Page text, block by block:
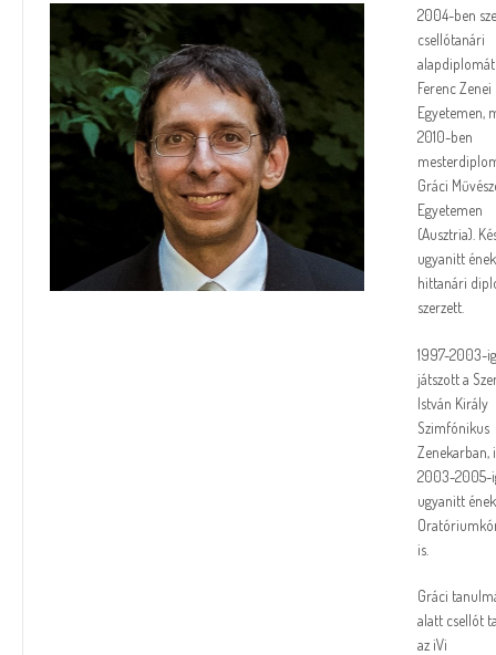
2004-ben
csellótanári
alapdiplomát
Ferenc Zenei
Egyetemen,
2010-ben
Gráci
Egyetemen
(Ausztria).
ugyanitt
hittanári
szerzett.
1997-2003-
játszott a
István Király
Szimfónikus
Zenekarban,
2003-2005-
ugyanitt
is.
Gráci
alatt csellót
az iVi